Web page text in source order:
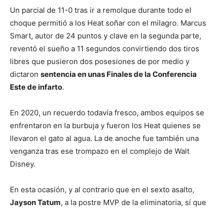
Un parcial de 11-0 tras ir a remolque durante todo el
choque permitió a los Heat soñar con el milagro. Marcus
Smart, autor de 24 puntos y clave en la segunda parte,
reventó el sueño a 11 segundos convirtiendo dos tiros
libres que pusieron dos posesiones de por medio y
dictaron sentencia en unas Finales de la Conferencia
Este de infarto.
En 2020, un recuerdo todavía fresco, ambos equipos se
enfrentaron en la burbuja y fueron los Heat quienes se
llevaron el gato al agua. La de anoche fue también una
venganza tras ese trompazo en el complejo de Walt
Disney.
En esta ocasión, y al contrario que en el sexto asalto,
Jayson Tatum, a la postre MVP de la eliminatoria, sí que